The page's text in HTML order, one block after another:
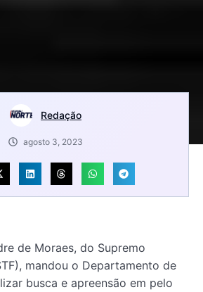
Redação
agosto 3, 2023
de Moraes, do Supremo
mandou o Departamento de
busca e apreensão em pelo